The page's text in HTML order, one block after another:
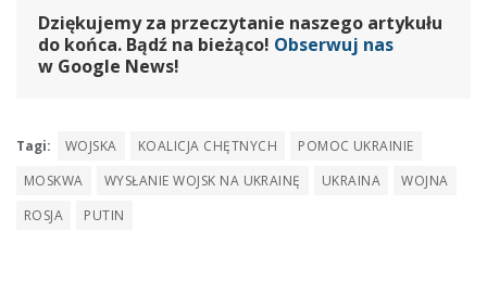
Dziękujemy za przeczytanie naszego artykułu
do końca. Bądź na bieżąco! Obserwuj nas
w Google News!
Tagi: WOJSKA KOALICJA CHĘTNYCH
POMOC UKRAINIE
MOSKWA
WYSŁANIE WOJSK NA UKRAINĘ UKRAINA
WOJNA
ROSJA
PUTIN